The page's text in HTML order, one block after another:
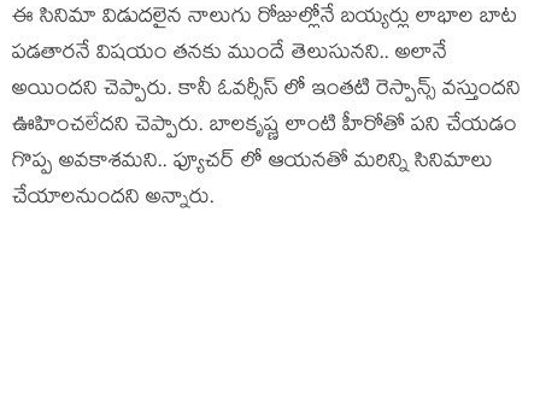
ఈ సినిమా విడుదలైన నాలుగు రోజుల్లోనే బయ్యర్లు లాభాల బాట
పడతారనే విషయం తనకు ముందే తెలుసునని.. అలానే
అయిందని చెప్పారు. కానీ ఓవర్సీస్ లో ఇంతటి రెస్పాన్స్ వస్తుందని
ఊహించలేదని చెప్పారు. బాలకృష్ణ లాంటి హీరోతో పని చేయడం
గొప్ప అవకాశమని.. ఫ్యూచర్ లో ఆయనతో మరిన్ని సినిమాలు
చేయాలనుందని అన్నారు.